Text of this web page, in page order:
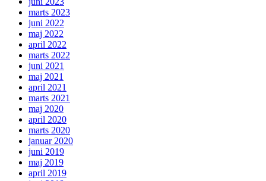
marts 2023
juni 2022
maj 2022
april 2022
marts 2022
juni 2021
maj 2021
april 2021
marts 2021
maj 2020
april 2020
marts 2020
januar 2020
juni 2019
maj 2019
april 2019